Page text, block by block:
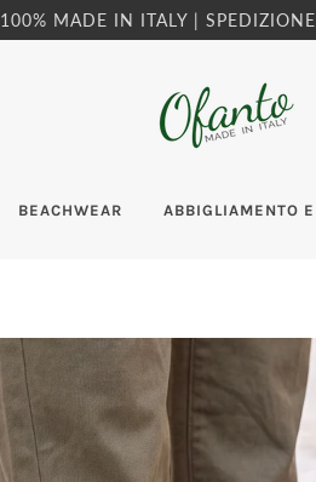
100% MADE IN ITALY | SPEDIZIONE
BEACHWEAR ABBIGLIAMENTO